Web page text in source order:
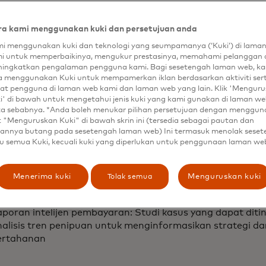
fitur utama dari Mastercard Threat
pengujian kartu: Peringatan waktu nyata dan
transaksi pengujian yang curang, mengurangi
melindungi pemegang kartu
skimming digital: Data kuantitatif untuk
skimmer dan mengganggu malware terkait kartu,
Mastercard dengan mitra industri untuk
ancaman pedagang: Wawasan penipuan
dan intelijen ancaman pembayaran tingkat
pedagang dan memungkinkan respons insiden yang
ancaman ekosistem pembayaran: Laporan
dan kerentanan yang muncul di lanskap
intelijen pembayaran: Studi kasus yang dapat
tren penipuan untuk menginformasikan strategi
kami menggunakan kuki dan persetujuan anda
menggunakan kuki dan teknologi yang seumpamanya (‘Kuki’) di
untuk memperbaikinya, mengukur prestasinya, memahami pelanggan
pengalaman pengguna kami. Bagi sesetengah laman web,
menggunakan Kuki untuk mempamerkan iklan berdasarkan aktiviti
pengguna di laman web kami dan laman web yang lain. Klik
di bawah untuk mengetahui jenis kuki yang kami gunakan di laman
sebabnya. *Anda boleh menukar pilihan persetujuan dengan
"Menguruskan Kuki" di bawah skrin ini (tersedia sebagai pautan dan
butang pada sesetengah laman web) Ini termasuk menolak
semua Kuki, kecuali kuki yang diperlukan untuk penggunaan laman
Menerima kuki Tolak semua Menguruskan kuki